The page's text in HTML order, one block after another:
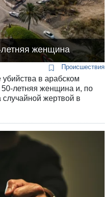
женщина
Происшествия
в арабском
50-летняя женщина и, по
случайной жертвой в